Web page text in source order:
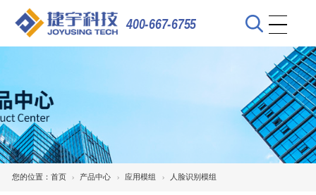
400-667-6755
您的位置： 首页 产品中心 应用模组 人脸识别模组